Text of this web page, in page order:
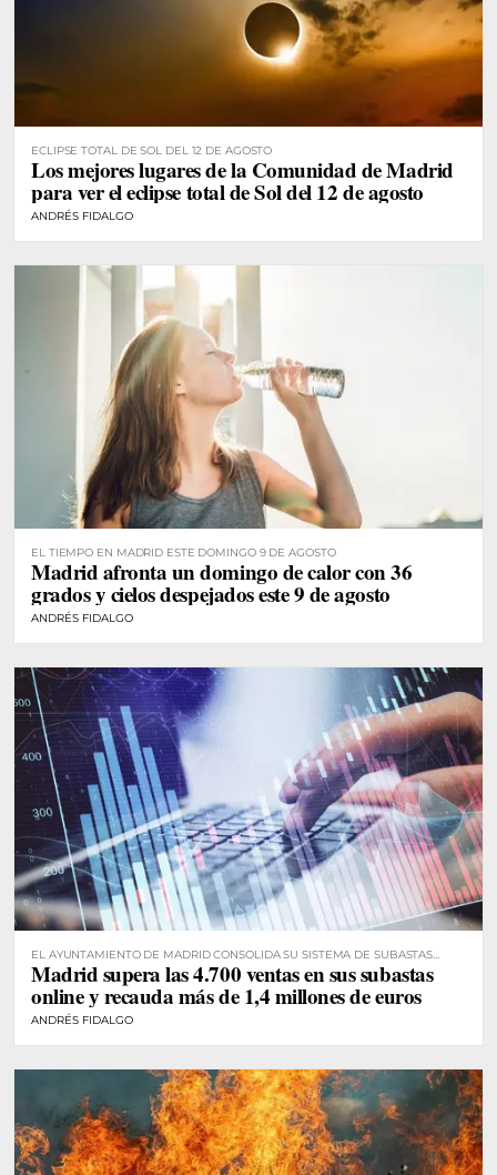
ECLIPSE TOTAL DE SOL DEL 12 DE AGOSTO
Los mejores lugares de la Comunidad de Madrid
para ver el eclipse total de Sol del 12 de agosto
ANDRÉS FIDALGO
EL TIEMPO EN MADRID ESTE DOMINGO 9 DE AGOSTO
Madrid afronta un domingo de calor con 36
grados y cielos despejados este 9 de agosto
ANDRÉS FIDALGO
EL AYUNTAMIENTO DE MADRID CONSOLIDA SU SISTEMA DE SUBASTAS
DIGITALES
Madrid supera las 4.700 ventas en sus subastas
online y recauda más de 1,4 millones de euros
ANDRÉS FIDALGO